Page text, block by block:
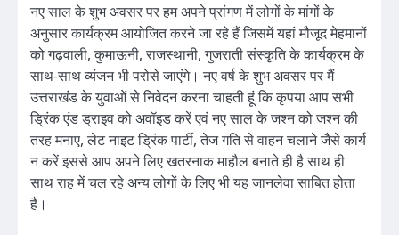
नए साल के शुभ अवसर पर हम अपने प्रांगण में लोगों के मांगों के
अनुसार कार्यक्रम आयोजित करने जा रहे हैं जिसमें यहां मौजूद मेहमानों
को गढ़वाली, कुमाऊनी, राजस्थानी, गुजराती संस्कृति के कार्यक्रम के
साथ-साथ व्यंजन भी परोसे जाएंगे। नए वर्ष के शुभ अवसर पर मैं
उत्तराखंड के युवाओं से निवेदन करना चाहती हूं कि कृपया आप सभी
ड्रिंक एंड ड्राइव को अवॉइड करें एवं नए साल के जश्न को जश्न की
तरह मनाए, लेट नाइट ड्रिंक पार्टी, तेज गति से वाहन चलाने जैसे कार्य
न करें इससे आप अपने लिए खतरनाक माहौल बनाते ही है साथ ही
साथ राह में चल रहे अन्य लोगों के लिए भी यह जानलेवा साबित होता
है।